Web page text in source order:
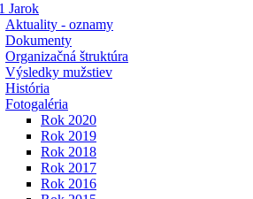
Jarok
Aktuality - oznamy
Dokumenty
Organizačná štruktúra
Výsledky mužstiev
História
Fotogaléria
Rok 2020
Rok 2019
Rok 2018
Rok 2017
Rok 2016